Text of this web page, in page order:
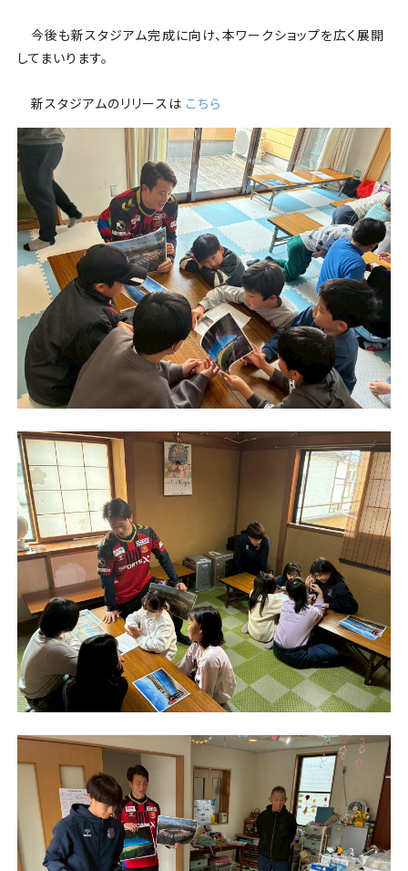
今後も新スタジアム完成に向け、本ワークショップを広く展開
してまいります。
新スタジアムのリリースは こちら